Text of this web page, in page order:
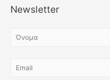
ζNewsletter